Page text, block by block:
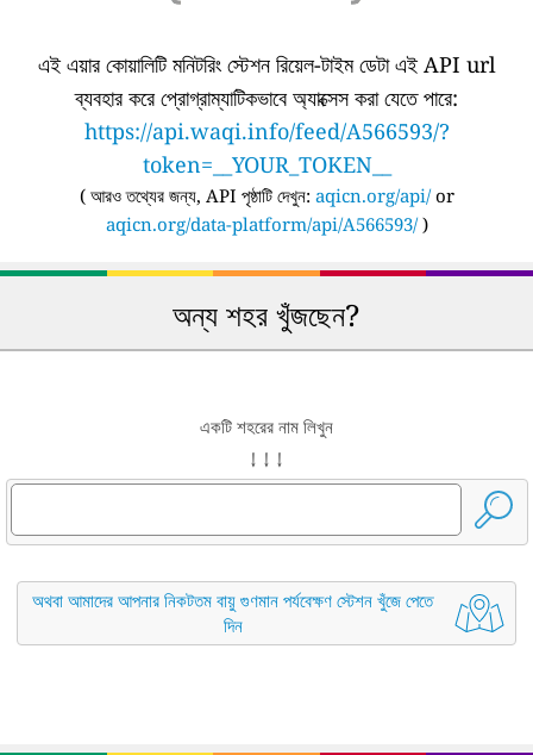
এই এয়ার কোয়ালিটি মনিটরিং স্টেশন রিয়েল-টাইম ডেটা এই API url
ব্যবহার করে প্রোগ্রাম্যাটিকভাবে অ্যাক্সেস করা যেতে পারে:
https://api.waqi.info/feed/A566593/?
token=__YOUR_TOKEN__
( আরও তথ্যের জন্য, API পৃষ্ঠাটি দেখুন: aqicn.org/api/or
aqicn.org/data-platform/api/A566593/)
অন্য শহর খুঁজছেন?
একটি শহরের নাম লিখুন
↓ ↓ ↓
অথবা আমাদের আপনার নিকটতম বায়ু গুণমান পর্যবেক্ষণ স্টেশন খুঁজে পেতে
দিন